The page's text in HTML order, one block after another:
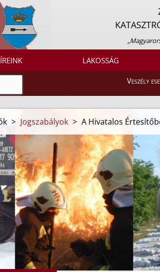
LAKOSSÁG
Veszély
> Jogszabályok > A Hivatalos